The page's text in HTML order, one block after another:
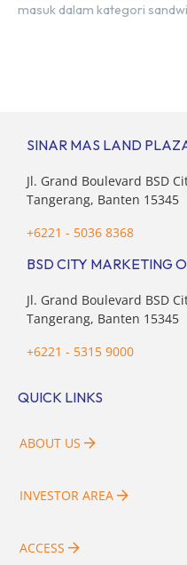
masuk dalam kategori
SINAR MAS LAND
Jl. Grand Boulevard BSD
Tangerang, Banten 15345
+6221 - 5036 8368
BSD CITY MARKETING
Jl. Grand Boulevard BSD
Tangerang, Banten 15345
+6221 - 5315 9000
QUICK LINKS
ABOUT US
INVESTOR AREA
ACCESS